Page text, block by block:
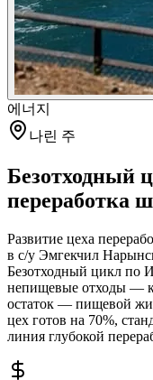
에너지
나린 주
Безотходный
переработка
Развитие цеха
в с/у Эмгекчил
Безотходный цикл
непищевые отходы —
остаток — пищевой
цех готов на 70%,
линия глубокой